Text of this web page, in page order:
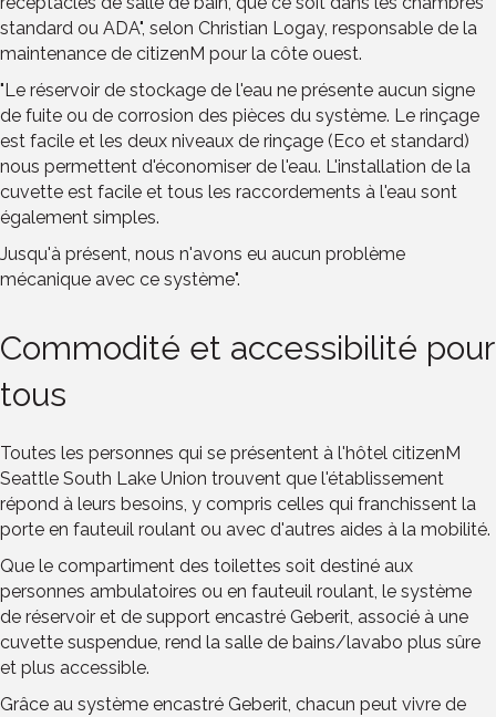
standard ou ADA", selon Christian Logay, responsable de la
maintenance de citizenM pour la côte ouest.
"Le réservoir de stockage de l'eau ne présente aucun signe
de fuite ou de corrosion des pièces du système. Le rinçage
est facile et les deux niveaux de rinçage (Eco et standard)
nous permettent d'économiser de l'eau. L'installation de la
cuvette est facile et tous les raccordements à l'eau sont
également simples.
Jusqu'à présent, nous n'avons eu aucun problème
mécanique avec ce système".
Commodité et accessibilité pour
tous
Toutes les personnes qui se présentent à l'hôtel citizenM
Seattle South Lake Union trouvent que l'établissement
répond à leurs besoins, y compris celles qui franchissent la
porte en fauteuil roulant ou avec d'autres aides à la mobilité.
Que le compartiment des toilettes soit destiné aux
personnes ambulatoires ou en fauteuil roulant, le système
de réservoir et de support encastré Geberit, associé à une
cuvette suspendue, rend la salle de bains/lavabo plus sûre
et plus accessible.
Grâce au système encastré Geberit, chacun peut vivre de